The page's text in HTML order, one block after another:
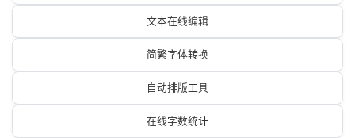
文本在线编辑
简繁字体转换
自动排版工具
在线字数统计